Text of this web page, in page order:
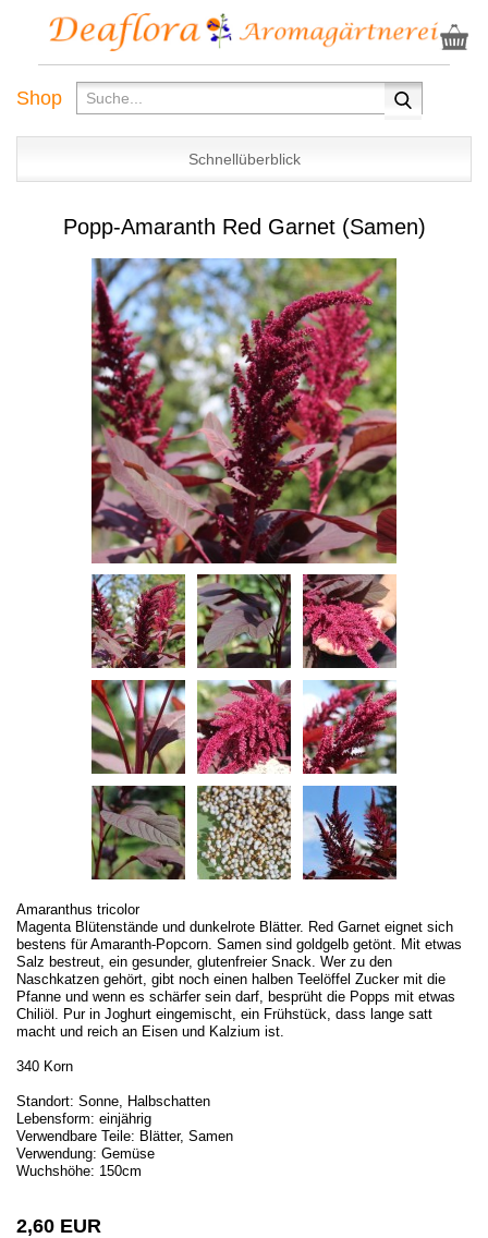
Shop
Schnellüberblick
Popp-Amaranth Red Garnet (Samen)
Amaranthus tricolor
Magenta Blütenstände und dunkelrote Blätter. Red Garnet eignet sich
bestens für Amaranth-Popcorn. Samen sind goldgelb getönt. Mit etwas
Salz bestreut, ein gesunder, glutenfreier Snack. Wer zu den
Naschkatzen gehört, gibt noch einen halben Teelöffel Zucker mit die
Pfanne und wenn es schärfer sein darf, besprüht die Popps mit etwas
Chiliöl. Pur in Joghurt eingemischt, ein Frühstück, dass lange satt
macht und reich an Eisen und Kalzium ist.
340 Korn
Standort: Sonne, Halbschatten
Lebensform: einjährig
Verwendbare Teile: Blätter, Samen
Verwendung: Gemüse
Wuchshöhe: 150cm
2,60 EUR